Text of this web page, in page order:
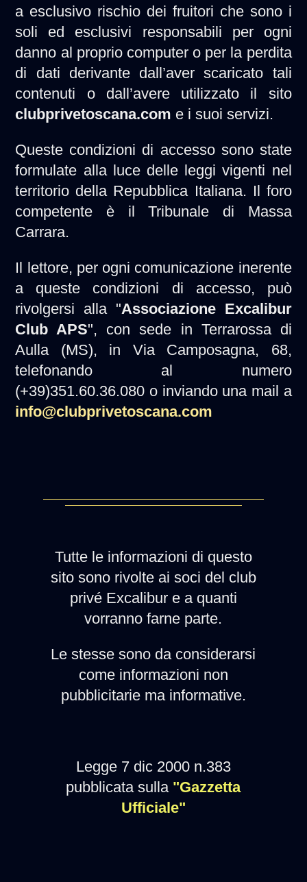
a esclusivo rischio dei fruitori che sono i
soli ed esclusivi responsabili per ogni
danno al proprio computer o per la perdita
di dati derivante dall’aver scaricato tali
contenuti o dall’avere utilizzato il sito
clubprivetoscana.com e i suoi servizi.
Queste condizioni di accesso sono state
formulate alla luce delle leggi vigenti nel
territorio della Repubblica Italiana. Il foro
competente è il Tribunale di Massa
Carrara.
Il lettore, per ogni comunicazione inerente
a queste condizioni di accesso, può
rivolgersi alla "Associazione Excalibur
Club APS", con sede in Terrarossa di
Aulla (MS), in Via Camposagna, 68,
telefonando al numero
(+39)351.60.36.080 o inviando una mail a
info@clubprivetoscana.com
Tutte le informazioni di questo
sito sono rivolte ai soci del club
privé Excalibur e a quanti
vorranno farne parte.
Le stesse sono da considerarsi
come informazioni non
pubblicitarie ma informative.
Legge 7 dic 2000 n.383
pubblicata sulla "Gazzetta
Ufficiale"